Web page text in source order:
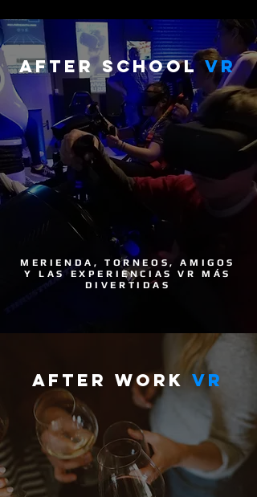
after schoolvr
MERIENDA, TORNEOS, AMIGOS
Y LAS EXPERIENCIAS VR MÁS
DIVERTIDAS
after workvr